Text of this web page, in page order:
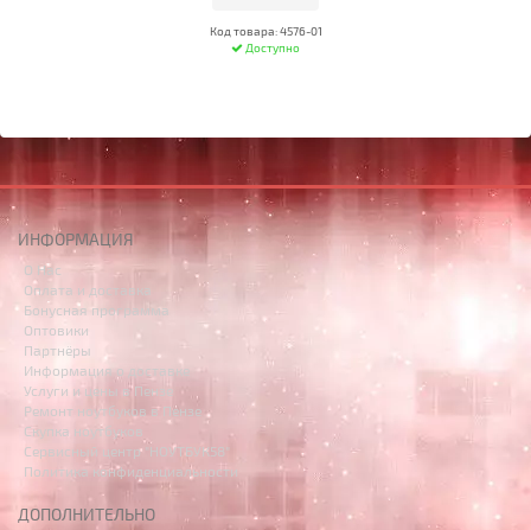
Код товара: 4576-01
Доступно
ИНФОРМАЦИЯ
О Нас
Оплата и доставка
Бонусная программа
Оптовики
Партнёры
Информация о доставке
Услуги и цены в Пензе
Ремонт ноутбуков в Пензе
Скупка ноутбуков
Сервисный центр "НОУТБУК58"
Политика конфиденциальности
ДОПОЛНИТЕЛЬНО